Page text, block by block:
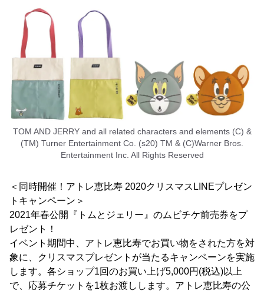
TOM AND JERRY and all related characters and elements (C) &
(TM) Turner Entertainment Co. (s20) TM & (C)Warner Bros.
Entertainment Inc. All Rights Reserved
＜同時開催！アトレ恵比寿 2020クリスマスLINEプレゼン
トキャンペーン＞
2021年春公開『トムとジェリー』のムビチケ前売券をプ
レゼント！
イベント期間中、アトレ恵比寿でお買い物をされた方を対
象に、クリスマスプレゼントが当たるキャンペーンを実施
します。各ショップ1回のお買い上げ5,000円(税込)以上
で、応募チケットを1枚お渡しします。アトレ恵比寿の公